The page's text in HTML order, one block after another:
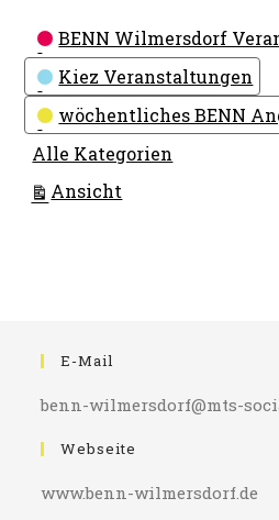
Kategorien
BENN Wilmersdorf
Kiez Veranstaltungen
wöchentliches BENN
Alle Kategorien
Ansicht
E-Mail
benn-wilmersdorf@mts-
Webseite
www.benn-wilmersdorf.de